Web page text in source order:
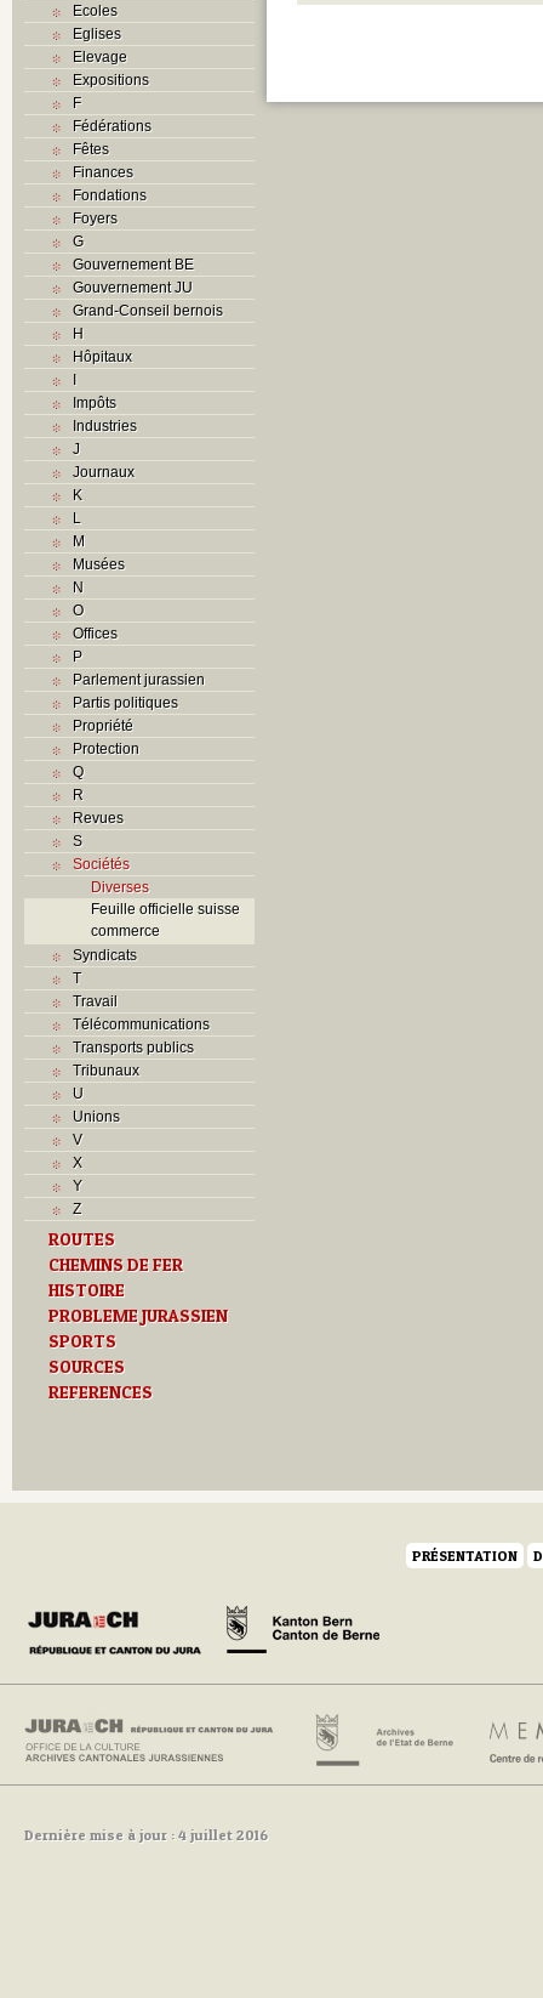
Ecoles
Eglises
Elevage
Expositions
F
Fédérations
Fêtes
Finances
Fondations
Foyers
G
Gouvernement BE
Gouvernement JU
Grand-Conseil bernois
H
Hôpitaux
I
Impôts
Industries
J
Journaux
K
L
M
Musées
N
O
Offices
P
Parlement jurassien
Partis politiques
Propriété
Protection
Q
R
Revues
S
Sociétés
Diverses
Feuille officielle suisse
commerce
Syndicats
T
Travail
Télécommunications
Transports publics
Tribunaux
U
Unions
V
X
Y
Z
ROUTES
CHEMINS DE FER
HISTOIRE
PROBLEME JURASSIEN
SPORTS
SOURCES
REFERENCES
PRÉSENTATION
Dernière mise à jour : 4 juillet 2016